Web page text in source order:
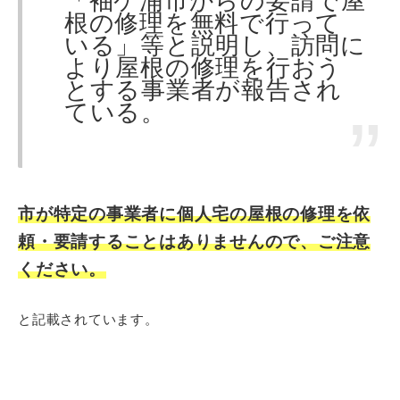
根の修理を無料で行って
いる」等と説明し、訪問に
より屋根の修理を行おう
とする事業者が報告され
ている。
市が特定の事業者に個人宅の屋根の修理を依
頼・要請することはありませんので、ご注意
ください。
と記載されています。